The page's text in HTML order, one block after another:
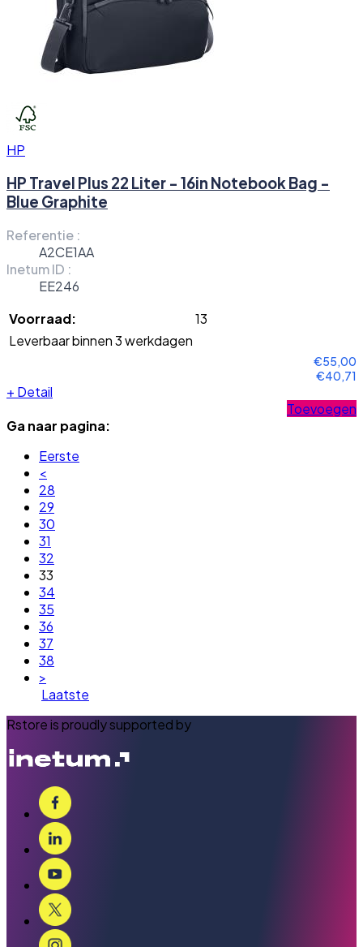
HP
HP Travel Plus 22 Liter - 16in Notebook Bag -
Blue Graphite
Referentie :
A2CE1AA
Inetum ID :
EE246
Voorraad:
13
Leverbaar binnen 3 werkdagen
€55,00
€40,71
+ Detail
Toevoegen
Ga naar pagina:
Eerste
<
28
29
30
31
32
33
34
35
36
37
38
>
Laatste
Rstore is proudly supported by